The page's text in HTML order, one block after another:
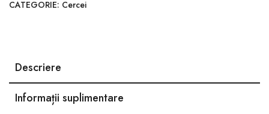
CATEGORIE: Cercei
Descriere
Informații suplimentare